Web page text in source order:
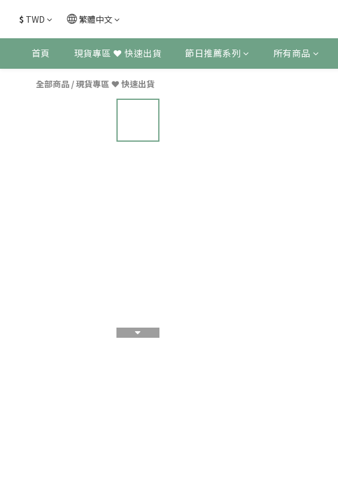
$ TWD 繁體中文
首頁 現貨專區 ❤ 快速出貨 節日推薦系列 所有商品
全部商品 /現貨專區 ❤ 快速出貨